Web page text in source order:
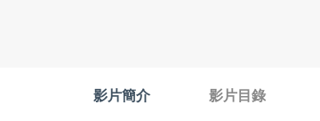
影片簡介 影片目錄